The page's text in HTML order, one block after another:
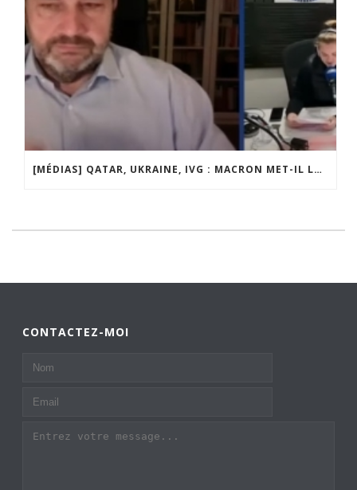
[MÉDIAS] QATAR, UKRAINE, IVG : MACRON MET-IL LA FRANCE EN DANGER ? JF POISSON INVITÉ DE LIGNE DROITE SUR RADIO COURTOISIE
CONTACTEZ-MOI